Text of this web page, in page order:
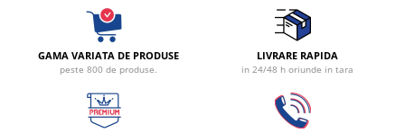
Ochelari de protectie
Gel ECO
Cabluri EKG (10 fire)
Electrozi ECG / EKG
GAMA VARIATA DE PRODUSE
peste 800 de produse.
LIVRARE RAPIDA
in 24/48 h oriunde in tara